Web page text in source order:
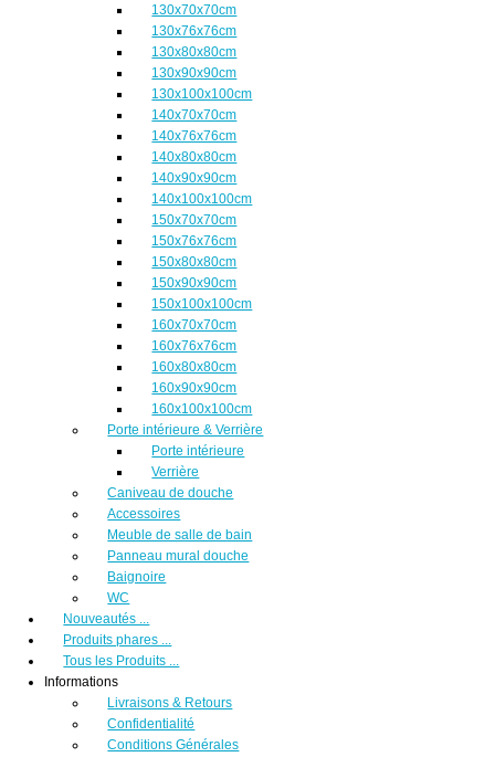
130x70x70cm
130x76x76cm
130x80x80cm
130x90x90cm
130x100x100cm
140x70x70cm
140x76x76cm
140x80x80cm
140x90x90cm
140x100x100cm
150x70x70cm
150x76x76cm
150x80x80cm
150x90x90cm
150x100x100cm
160x70x70cm
160x76x76cm
160x80x80cm
160x90x90cm
160x100x100cm
Porte intérieure & Verrière
Porte intérieure
Verrière
Caniveau de douche
Accessoires
Meuble de salle de bain
Panneau mural douche
Baignoire
WC
Nouveautés ...
Produits phares ...
Tous les Produits ...
Informations
Livraisons & Retours
Confidentialité
Conditions Générales